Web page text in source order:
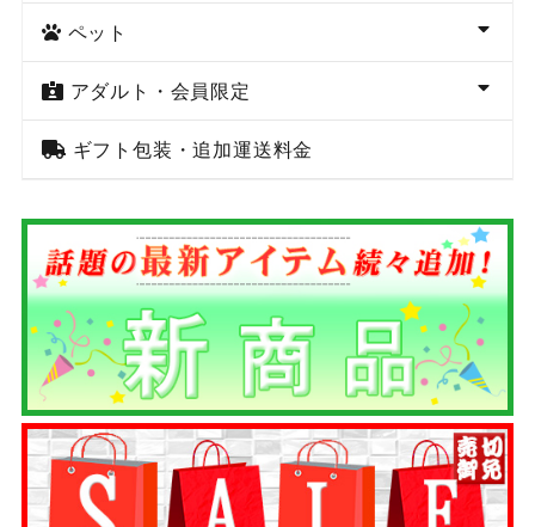
ペット
アダルト・会員限定
ギフト包装・追加運送料金